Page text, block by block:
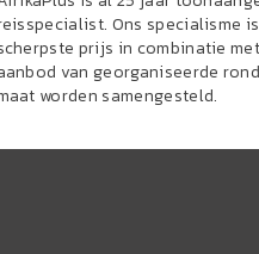
Ons specialisme
prijs in combinatie
van georganiseerde
worden samengesteld.